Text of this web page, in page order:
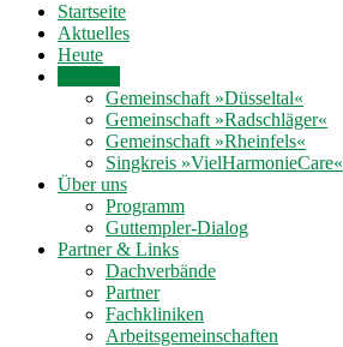
Startseite
Aktuelles
Heute
Gemeinschaft »Düsseltal«
Gemeinschaft »Radschläger«
Gemeinschaft »Rheinfels«
Singkreis »VielHarmonieCare«
Über uns
Programm
Guttempler-Dialog
Partner & Links
Dachverbände
Partner
Fachkliniken
Arbeitsgemeinschaften